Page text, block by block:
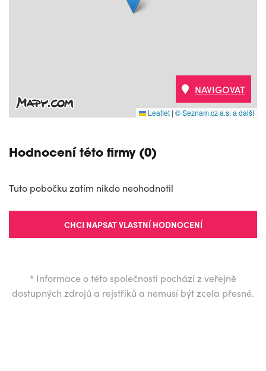
Leaflet | © Seznam.cz a.s. a další
NAVIGOVAT
Hodnocení této firmy (0)
Tuto pobočku zatím nikdo neohodnotil
CHCI NAPSAT VLASTNÍ HODNOCENÍ
* Informace o této společnosti pochází z veřejně
dostupných zdrojů a rejstříků a nemusí být zcela přesné.